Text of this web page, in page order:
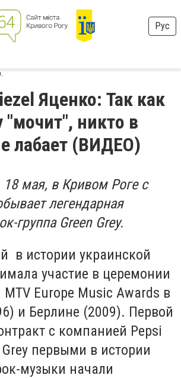
Рус
Яценко: Так как
"мочит", никто в
лабает (ВИДЕО)
мая, в Кривом Роге с
легендарная
группа Green Grey.
в истории украинской
участие в церемонии
Europe Music Awards в
и Берлине (2009). Первой
с компанией Pepsi
первыми в истории
музыки начали